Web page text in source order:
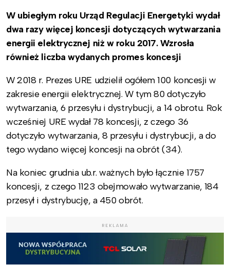
W ubiegłym roku Urząd Regulacji Energetyki wydał
dwa razy więcej koncesji dotyczących wytwarzania
energii elektrycznej niż w roku 2017. Wzrosła
również liczba wydanych promes koncesji
W 2018 r. Prezes URE udzielił ogółem 100 koncesji w
zakresie energii elektrycznej. W tym 80 dotyczyło
wytwarzania, 6 przesyłu i dystrybucji, a 14 obrotu. Rok
wcześniej URE wydał 78 koncesji, z czego 36
dotyczyło wytwarzania, 8 przesyłu i dystrybucji, a do
tego wydano więcej koncesji na obrót (34).
Na koniec grudnia ub.r. ważnych było łącznie 1757
koncesji, z czego 1123 obejmowało wytwarzanie, 184
przesył i dystrybucję, a 450 obrót.
REKLAMA